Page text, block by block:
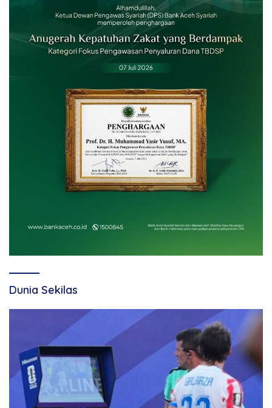
Dunia Sekilas